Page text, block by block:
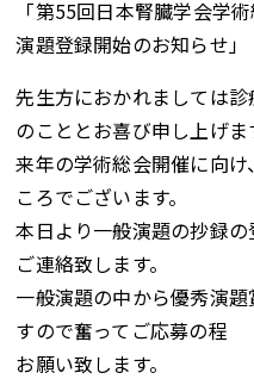
「第55回日本腎臓学会学
演題登録開始のお知らせ」
先生方におかれましては
のこととお喜び申し上げま
来年の学術総会開催に向
ころでございます。
本日より一般演題の抄録
ご連絡致します。
一般演題の中から優秀演
すので奮ってご応募の程
お願い致します。